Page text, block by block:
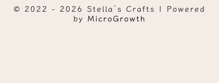
© 2022 - 2026 Stella’s Crafts | Powered
by MicroGrowth